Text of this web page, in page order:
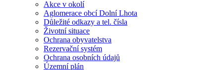
Akce v okolí
Aglomerace obcí Dolní Lhota
Důležité odkazy a tel. čísla
Životní situace
Ochrana obyvatelstva
Rezervační systém
Ochrana osobních údajů
Územní plán